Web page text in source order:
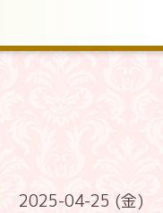
2025-04-25 (金)